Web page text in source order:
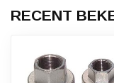
RECENT